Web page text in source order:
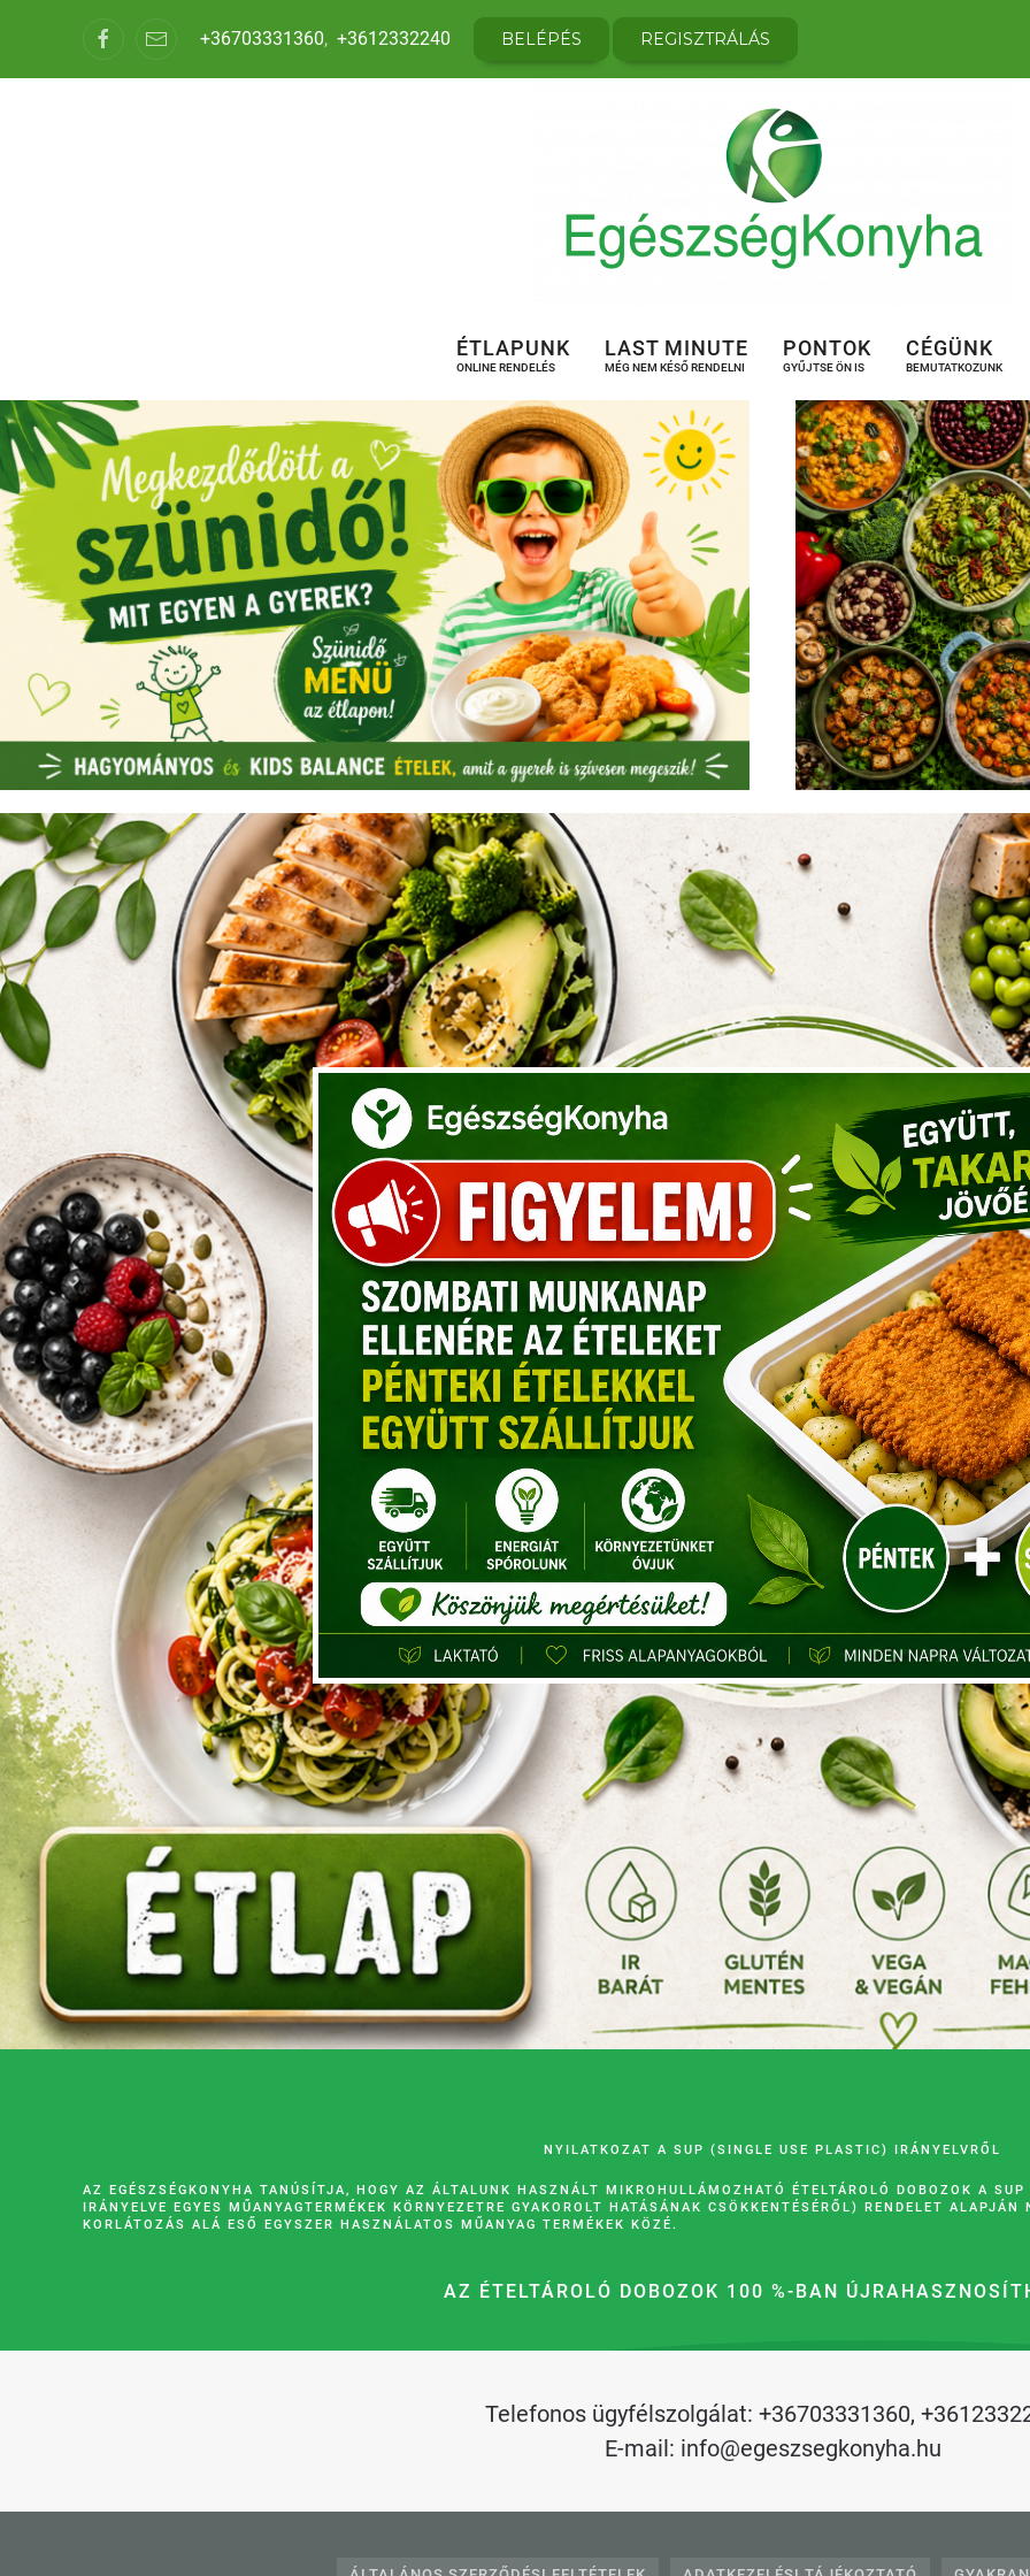
+36703331360, +3612332240 BELÉPÉS REGISZTRÁLÁS
ÉTLAPUNK
ONLINE RENDELÉS
LAST MINUTE
MÉG NEM KÉSŐ RENDELNI
PONTOK
GYŰJTSE ÖN IS
CÉGÜNK
BEMUTATKOZUNK
NYILATKOZAT A SUP (SINGLE USE PLASTIC) IRÁNYELVRŐL
AZ EGÉSZSÉGKONYHA TANÚSÍTJA, HOGY AZ ÁLTALUNK HASZNÁLT MIKROHULLÁMOZHATÓ ÉTELTÁROLÓ DOBOZOK A
IRÁNYELVE EGYES MŰANYAGTERMÉKEK KÖRNYEZETRE GYAKOROLT HATÁSÁNAK CSÖKKENTÉSÉRŐL) RENDELET ALAPJÁN
KORLÁTOZÁS ALÁ ESŐ EGYSZER HASZNÁLATOS MŰANYAG TERMÉKEK KÖZÉ.
AZ ÉTELTÁROLÓ DOBOZOK 100 %-BAN
Telefonos ügyfélszolgálat: +36703331360,
E-mail: info@egeszsegkonyha.hu